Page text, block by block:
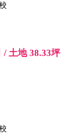
土地 38.33坪